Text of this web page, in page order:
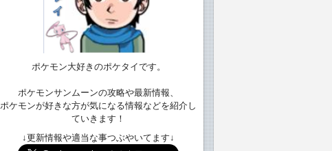
ポケモン大好きのポケタイです。
ポケモンサンムーンの攻略や最新情報、
ポケモンが好きな方が気になる情報などを紹介し
ていきます！
↓更新情報や適当な事つぶやいてます↓